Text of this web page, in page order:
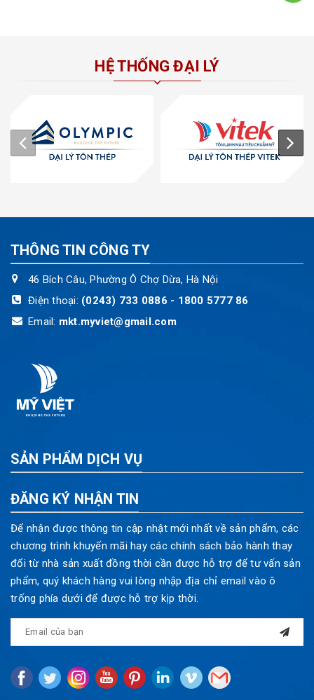
HỆ THỐNG ĐẠI LÝ
THÔNG TIN CÔNG TY
46 Bích Câu, Phường Ô Chợ Dừa, Hà Nội
Điện thoại: (0243) 733 0886 - 1800 5777 86
Email: mkt.myviet@gmail.com
SẢN PHẨM DỊCH VỤ
ĐĂNG KÝ NHẬN TIN
Để nhận được thông tin cập nhật mới nhất về sản phẩm, các
chương trình khuyến mãi hay các chính sách bảo hành thay
đổi từ nhà sản xuất đồng thời cần được hỗ trợ để tư vấn sản
phẩm, quý khách hàng vui lòng nhập địa chỉ email vào ô
trống phía dưới để được hỗ trợ kịp thời.